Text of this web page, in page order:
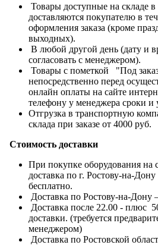
Товары доступные на складе
доставляются покупателю в
оформления заказа (кроме
выходных).
В любой другой день (дату и
согласовать с менеджером).
Товары с пометкой "Под
непосредственно перед
онлайн оплаты на сайте
телефону у менеджера сроки и
Отгрузка в транспортную
склада при заказе от 4000 руб.
Стоимость доставки
При покупке оборудования на
доставка по г. Ростову-на-Дону
бесплатно.
Доставка по Ростову-на-Дону
Доставка после 22.00 - плюс
доставки. (требуется
менеджером)
Доставка по Ростовской